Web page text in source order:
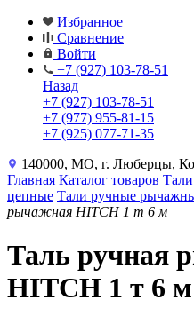
Избранное
Сравнение
Войти
+7 (927) 103-78-51
Назад
+7 (927) 103-78-51
+7 (977) 955-81-15
+7 (925) 077-71-35
140000, МО, г. Люберцы,
Главная Каталог товаров
цепные Тали ручные
рычажная HITCH 1 т 6 м
Таль ручная
HITCH 1 т 6 м